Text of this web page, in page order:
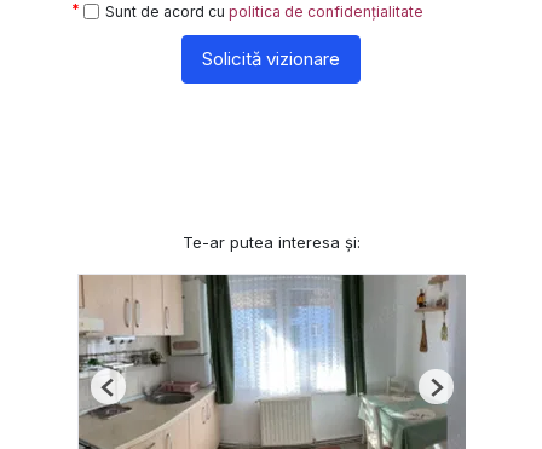
Sunt de acord cu politica de confidențialitate
Solicită vizionare
Te-ar putea interesa și:
Previous Next